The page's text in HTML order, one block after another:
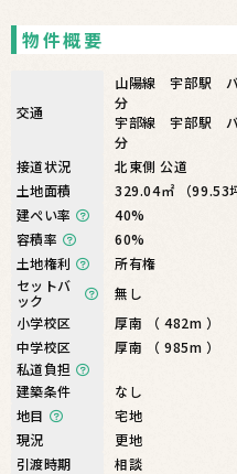
物件概要
交通
山陽線 宇部駅
分
宇部線 宇部駅
分
接道状況
北東側 公道
土地面積
329.04㎡ （99.53
建ぺい率
40%
容積率
60%
土地権利
所有権
セットバ
ック
無し
小学校区
厚南 （ 482m ）
中学校区
厚南 （ 985m ）
私道負担
建築条件
なし
地目
宅地
現況
更地
引渡時期
相談